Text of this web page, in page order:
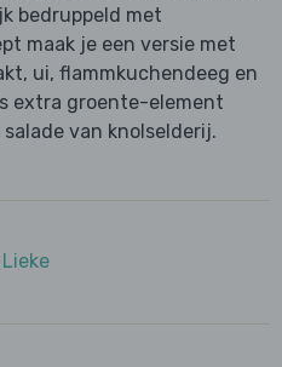
bedruppeld met
maak je een versie met
ui, flammkuchendeeg en
extra groente-element
van knolselderij.
Lieke